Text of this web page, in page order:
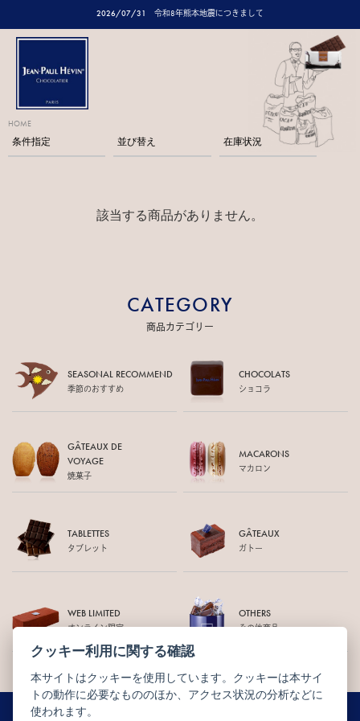
2026/07/31 令和8年熊本地震につきまして
HOME
条件指定 並び替え 在庫状況
該当する商品がありません。
CATEGORY
商品カテゴリー
SEASONAL RECOMMEND
季節のおすすめ
CHOCOLATS
ショコラ
GÂTEAUX DE
VOYAGE
焼菓子
MACARONS
マカロン
TABLETTES
タブレット
GÂTEAUX
ガトー
WEB LIMITED
オンライン限定
OTHERS
その他商品
クッキー利用に関する確認
本サイトはクッキーを使用しています。クッキーは本サイ
トの動作に必要なもののほか、アクセス状況の分析などに
使われます。